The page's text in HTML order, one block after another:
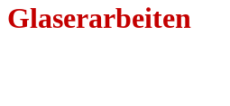
Glaserarbeiten